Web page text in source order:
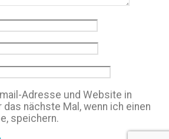
Adresse und Website in
nächste Mal, wenn ich einen
speichern.